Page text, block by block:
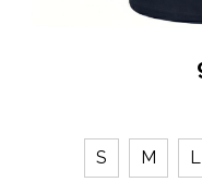
Colecția Cucuteni Neamț
S M L